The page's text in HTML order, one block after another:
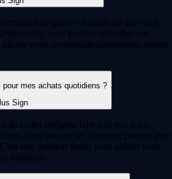
de gérer vos actifs où que vous
vous pouvez consulter vos
piloter votre portefeuille directement depuis
mes achats quotidiens ?
de cartes intégrés. Une fois vos actifs
vous pouvez les dépenser partout avec
une solution fluide pour utiliser votre
habituels.